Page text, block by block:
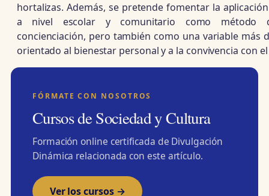
hortalizas. Además, se pretende fomentar la
a nivel escolar y comunitario como método
concienciación, pero también como una variable más
orientado al bienestar personal y a la convivencia con
FÓRMATE CON NOSOTROS
Cursos de Sociedad y Cultura
Formación online certificada de Divulgación
Dinámica relacionada con este artículo.
Ver los cursos →